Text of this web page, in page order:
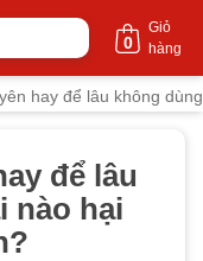
Giỏ
hàng
0
hay để lâu không
để lâu
nào hại